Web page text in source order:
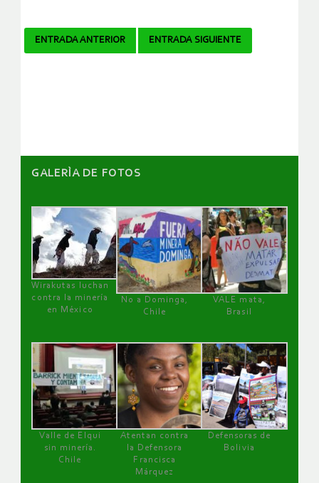
Navegador
ENTRADA ANTERIOR ENTRADA SIGUIENTE
GALERÌA DE FOTOS
Wirakutas luchan
contra la minería
en México
No a Dominga,
Chile
VALE mata,
Brasil
Valle de Elqui
sin minería.
Chile
Atentan contra
la Defensora
Francisca
Márquez
Defensoras de
Bolivia